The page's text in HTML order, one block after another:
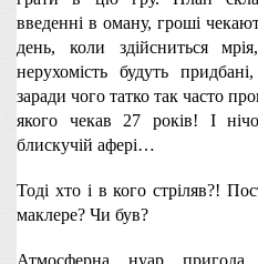
введенні в оману, гроші
день, коли здійсниться
нерухомість будуть
заради чого татко так часто
якого чекав 27 років! І
блискучій афері…
Тоді хто і в кого стріляв?!
маклере? Чи був?
Атмосферна нуар